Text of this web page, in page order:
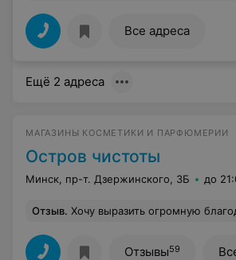
Все адреса
Ещё 2 адреса
МАГАЗИНЫ КОСМЕТИКИ И ПАРФЮМЕРИИ
Остров чистоты
Минск, пр-т. Дзержинского, 3Б до
Отзыв. Хочу выразить огромную благодарность коллективу магазина "Остров чистоты", который находится в Зеленом Луге по улице Логойский тракт,в особенности кассиру Ольге и администратору Евгении. Этот магазин по достоинству выделила для себя лучшим. Начну пожалуй с того, что шла уже с негативным настроением, но как я была приятно удивлена, когда после посещения магазинов 10 (а живу я в
Отзывы59